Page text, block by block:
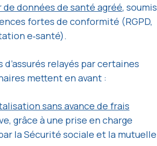
de données de santé agréé, soumis
fortes de conformité (RGPD,
e‑santé).
d’assurés relayés par certaines
mettent en avant :
sans avance de frais
grâce à une prise en charge
la Sécurité sociale et la mutuelle